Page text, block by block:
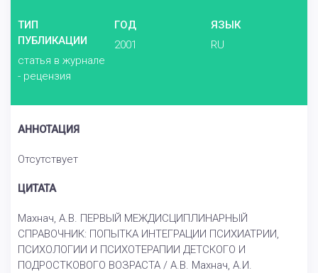
ТИП
ПУБЛИКАЦИИ
статья в журнале
- рецензия
ГОД
2001
ЯЗЫК
RU
АННОТАЦИЯ
Отсутствует
ЦИТАТА
Махнач, А.В. ПЕРВЫЙ МЕЖДИСЦИПЛИНАРНЫЙ
СПРАВОЧНИК: ПОПЫТКА ИНТЕГРАЦИИ ПСИХИАТРИИ,
ПСИХОЛОГИИ И ПСИХОТЕРАПИИ ДЕТСКОГО И
ПОДРОСТКОВОГО ВОЗРАСТА / А.В. Махнач, А.И.